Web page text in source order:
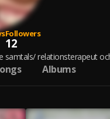
Followers
12
samtals/ relationsterapeut
Albums